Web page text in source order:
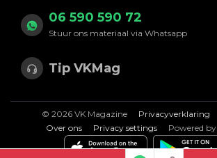
06 590 590 72
Stuur ons materiaal via Whatsapp
Tip VKMag
© 2026 VK Magazine Privacyverklaring
Over ons
Privacy settings Powered by